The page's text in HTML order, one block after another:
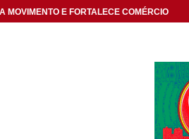
MOVIMENTO E FORTALECE COMÉRCIO...